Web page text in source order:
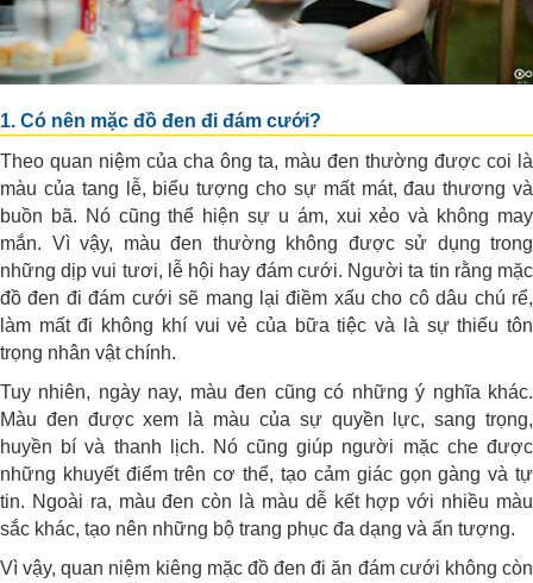
1. Có nên mặc đồ đen đi đám cưới?
Theo quan niệm của cha ông ta, màu đen thường được coi là
màu của tang lễ, biểu tượng cho sự mất mát, đau thương và
buồn bã. Nó cũng thể hiện sự u ám, xui xẻo và không may
mắn. Vì vậy, màu đen thường không được sử dụng trong
những dịp vui tươi, lễ hội hay đám cưới. Người ta tin rằng mặc
đồ đen đi đám cưới sẽ mang lại điềm xấu cho cô dâu chú rể,
làm mất đi không khí vui vẻ của bữa tiệc và là sự thiếu tôn
trọng nhân vật chính.
Tuy nhiên, ngày nay, màu đen cũng có những ý nghĩa khác.
Màu đen được xem là màu của sự quyền lực, sang trọng,
huyền bí và thanh lịch. Nó cũng giúp người mặc che được
những khuyết điểm trên cơ thể, tạo cảm giác gọn gàng và tự
tin. Ngoài ra, màu đen còn là màu dễ kết hợp với nhiều màu
sắc khác, tạo nên những bộ trang phục đa dạng và ấn tượng.
Vì vậy, quan niệm kiêng mặc đồ đen đi ăn đám cưới không còn